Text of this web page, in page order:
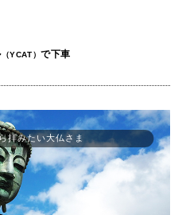
（YCAT）で下車
拝みたい大仏さま